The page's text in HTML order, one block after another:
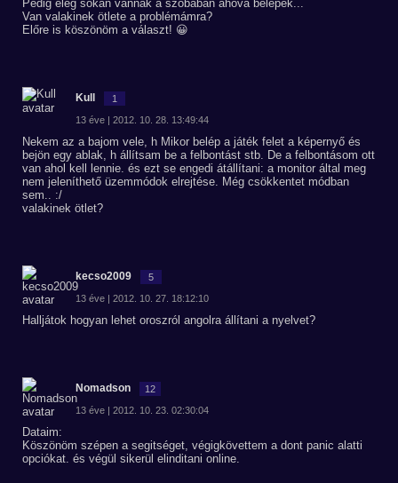
Pedig elég sokan vannak a szobában ahova belépek...
Van valakinek ötlete a problémámra?
Előre is köszönöm a választ! 😀
Kull 1
13 éve | 2012. 10. 28. 13:49:44
Nekem az a bajom vele, h Mikor belép a játék felet a képernyő és
bejön egy ablak, h állítsam be a felbontást stb. De a felbontásom ott
van ahol kell lennie. és ezt se engedi átállítani: a monitor által meg
nem jeleníthető üzemmódok elrejtése. Még csökkentet módban
sem.. :/
valakinek ötlet?
kecso2009 5
13 éve | 2012. 10. 27. 18:12:10
Halljátok hogyan lehet oroszról angolra állítani a nyelvet?
Nomadson 12
13 éve | 2012. 10. 23. 02:30:04
Dataim:
Köszönöm szépen a segitséget, végigkövettem a dont panic alatti
opciókat. és végül sikerül elinditani online.